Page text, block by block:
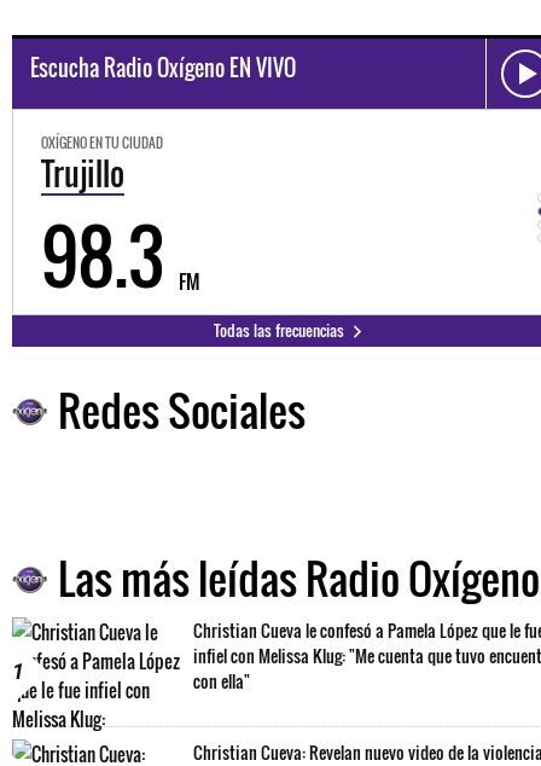
Escucha Radio Oxígeno EN VIVO
OXÍGENO EN TU CIUDAD
Trujillo
98.3 FM
Todas las frecuencias
Redes Sociales
Las más leídas Radio Oxígeno
1
Christian Cueva le confesó a Pamela López que le
infiel con Melissa Klug: "Me cuenta que tuvo
con ella"
Christian Cueva: Revelan nuevo video de la